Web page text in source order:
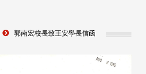
郭南宏校長致王安學長信函